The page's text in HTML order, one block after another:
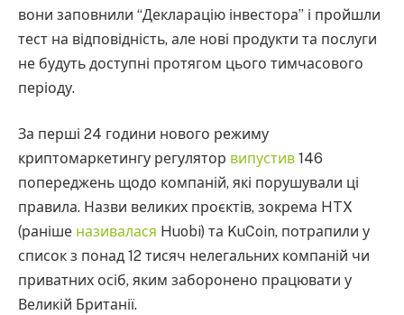
вони заповнили “Декларацію інвестора” і пройшли
тест на відповідність, але нові продукти та послуги
не будуть доступні протягом цього тимчасового
періоду.
За перші 24 години нового режиму
криптомаркетингу регулятор випустив 146
попереджень щодо компаній, які порушували ці
правила. Назви великих проєктів, зокрема HTX
(раніше називалася Huobi) та KuCoin, потрапили у
список з понад 12 тисяч нелегальних компаній чи
приватних осіб, яким заборонено працювати у
Великій Британії.